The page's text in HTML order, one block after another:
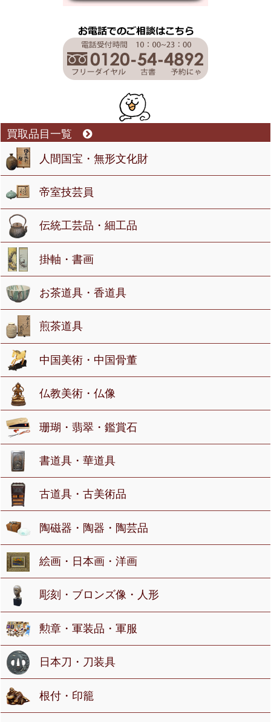
買取品目一覧
人間国宝・無形文化財
帝室技芸員
伝統工芸品・細工品
掛軸・書画
お茶道具・香道具
煎茶道具
中国美術・中国骨董
仏教美術・仏像
珊瑚・翡翠・鑑賞石
書道具・華道具
古道具・古美術品
陶磁器・陶器・陶芸品
絵画・日本画・洋画
彫刻・ブロンズ像・人形
勲章・軍装品・軍服
日本刀・刀装具
根付・印籠